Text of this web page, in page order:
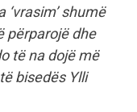
shumë
përparojë dhe
të na dojë më
bisedës Ylli